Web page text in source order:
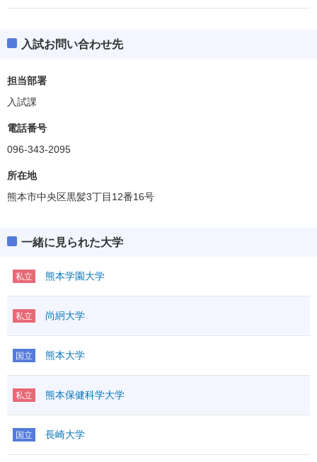
入試お問い合わせ先
担当部署
入試課
電話番号
096-343-2095
所在地
熊本市中央区黒髪3丁目12番16号
一緒に見られた大学
私立 熊本学園大学
私立 尚絅大学
国立 熊本大学
私立 熊本保健科学大学
国立 長崎大学